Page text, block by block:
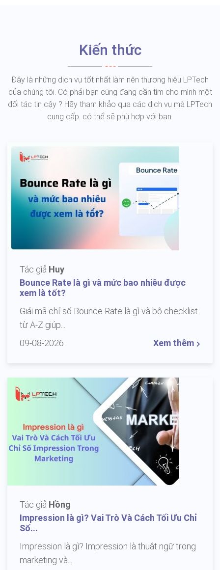
Kiến thức
Đây là những dịch vụ tốt nhất làm nên thương hiệu LPTech
của chúng tôi. Có phải bạn cũng đang cần tìm cho mình một
đối tác tin cậy ? Hãy tham khảo qua các dịch vụ mà LPTech
cung cấp. có thể sẽ phù hợp với bạn.
Tác giả Huy
Bounce Rate là gì và mức bao nhiêu được
xem là tốt?
Giải mã chỉ số Bounce Rate là gì và bộ checklist
từ A-Z giúp...
09-08-2026
Xem thêm
Tác giả Hồng
Impression là gì? Vai Trò Và Cách Tối Ưu Chỉ
Số...
Impression là gì? Impression là thuật ngữ trong
marketing và...